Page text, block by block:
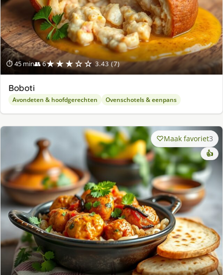
⏱ 45 min👥 6★★★☆☆ 3.43 (7)
Boboti
Avondeten & hoofdgerechten Ovenschotels & eenpans
Maak favoriet3
👍